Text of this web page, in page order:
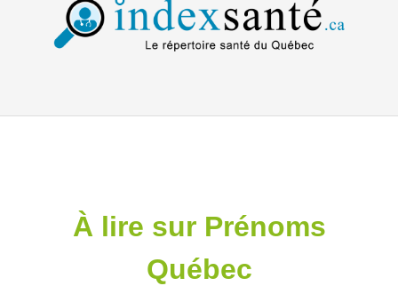
À lire sur Prénoms
Québec